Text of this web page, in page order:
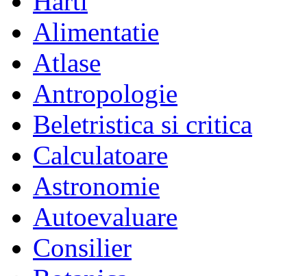
Alimentatie
Atlase
Antropologie
Beletristica si critica
Calculatoare
Astronomie
Autoevaluare
Consilier